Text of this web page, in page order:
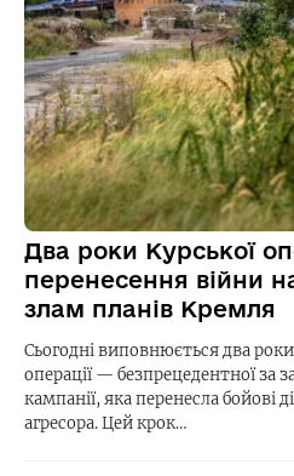
Два роки Курської
перенесення війни
злам планів Кремля
Сьогодні виповнюється два роки
операції — безпрецедентної за
кампанії, яка перенесла бойові
агресора. Цей крок…